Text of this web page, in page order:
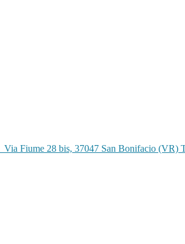
Via Fiume 28 bis, 37047 San Bonifacio (VR)